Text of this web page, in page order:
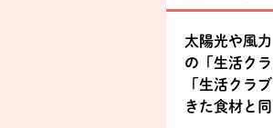
太陽光や風
の「生活ク
「生活クラ
きた食材と